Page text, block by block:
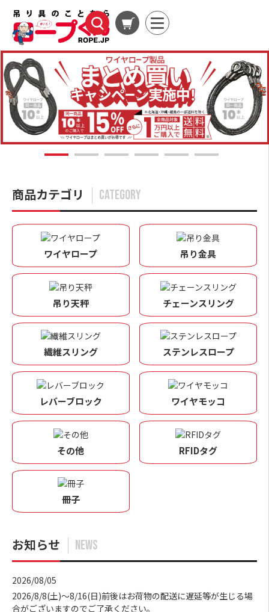
1 2 3 4 5 6
商品カテゴリ CATEGORY
ワイヤロープ 吊り金具
吊り天秤 チェーンスリング
繊維スリング ステンレスロープ
レバーブロック ワイヤモッコ
その他 RFIDタグ
冊子
お知らせ NEWS
2026/08/05
2026/8/8(土)～8/16(日)前後はお荷物の配送に遅延等が生じる場
合がございますのでご了承ください。